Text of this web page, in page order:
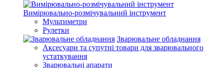
Вимірювально-розмічувальний інструмент
Мультиметри
Рулетки
Зварювальне обладнання
Аксесуари та супутні товари для зварювального
устаткування
Зварювальні апарати